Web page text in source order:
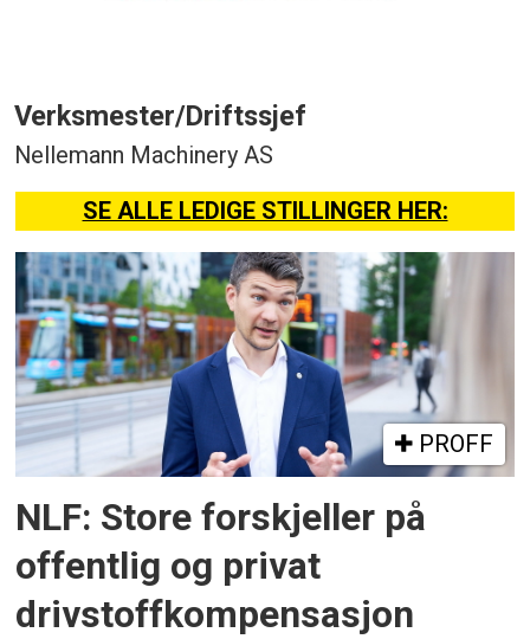
Verksmester/Driftssjef
Nellemann Machinery AS
SE ALLE LEDIGE STILLINGER HER:
PROFF
NLF: Store forskjeller på
offentlig og privat
drivstoffkompensasjon